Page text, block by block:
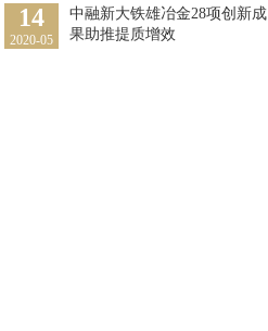
14
2020-05
中融新大铁雄冶金28项创新成
果助推提质增效